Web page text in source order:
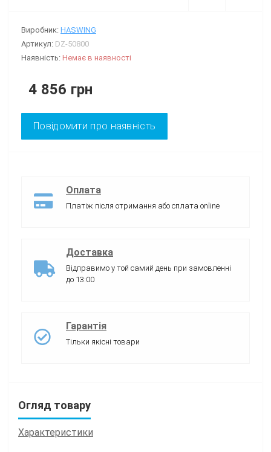
Виробник: HASWING
Артикул: DZ-50800
Наявність: Немає в наявності
4 856 грн
Повідомити про наявність
Оплата
Платіж після отримання або сплата online
Доставка
Відправимо у той самий день при замовленні
до 13:00
Гарантія
Тільки якісні товари
Огляд товару
Характеристики